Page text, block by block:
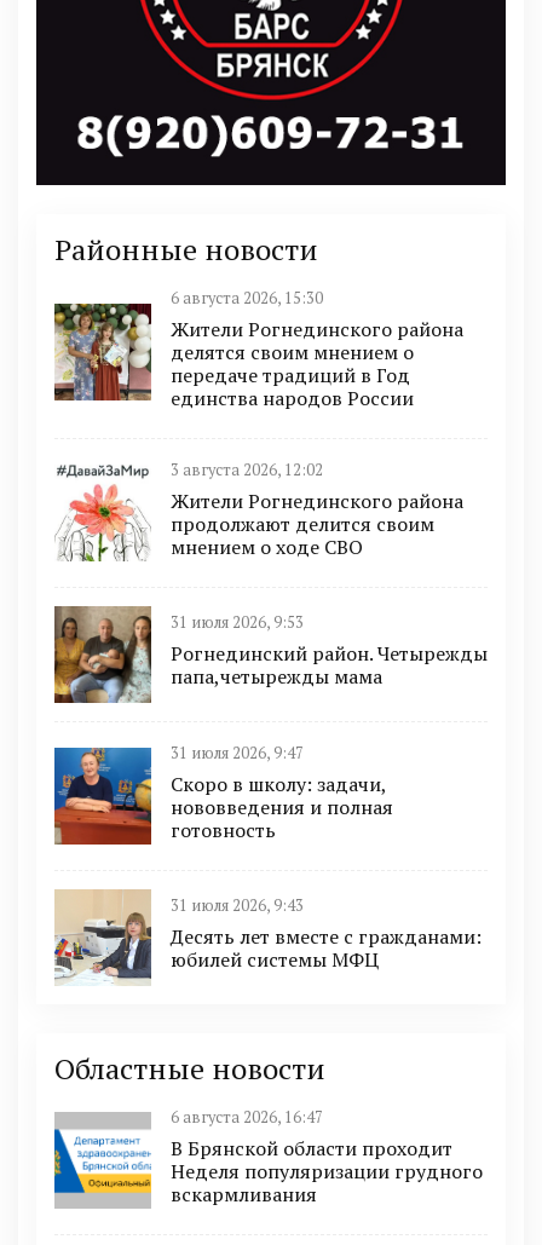
Районные новости
6 августа 2026, 15:30
Жители Рогнединского района
делятся своим мнением о
передаче традиций в Год
единства народов России
3 августа 2026, 12:02
Жители Рогнединского района
продолжают делится своим
мнением о ходе СВО
31 июля 2026, 9:53
Рогнединский район. Четырежды
папа,четырежды мама
31 июля 2026, 9:47
Скоро в школу: задачи,
нововведения и полная
готовность
31 июля 2026, 9:43
Десять лет вместе с гражданами:
юбилей системы МФЦ
Областные новости
6 августа 2026, 16:47
В Брянской области проходит
Неделя популяризации грудного
вскармливания